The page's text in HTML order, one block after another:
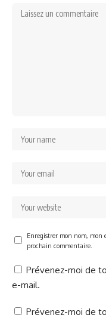
Enregistrer mon nom, mon
prochain commentaire.
Prévenez-moi de
e-mail.
Prévenez-moi de